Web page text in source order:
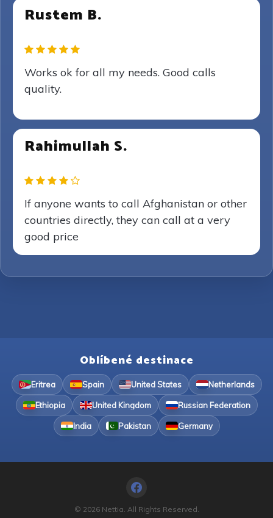
Rustem B.
Works ok for all my needs. Good calls
quality.
Rahimullah S.
If anyone wants to call Afghanistan or other
countries directly, they can call at a very
good price
Oblíbené destinace
Eritrea Spain United States Netherlands
Ethiopia United Kingdom Russian Federation
India Pakistan Germany
© 2026 Nettia. All Rights Reserved.